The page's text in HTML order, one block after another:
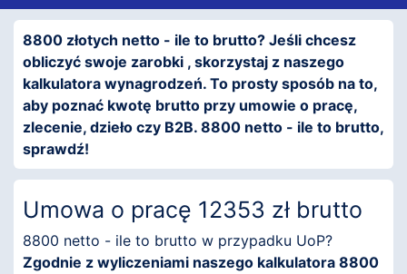
8800 złotych netto - ile to brutto? Jeśli chcesz
obliczyć swoje zarobki , skorzystaj z naszego
kalkulatora wynagrodzeń. To prosty sposób na to,
aby poznać kwotę brutto przy umowie o pracę,
zlecenie, dzieło czy B2B. 8800 netto - ile to brutto,
sprawdź!
Umowa o pracę 12353 zł brutto
8800 netto - ile to brutto w przypadku UoP?
Zgodnie z wyliczeniami naszego kalkulatora 8800